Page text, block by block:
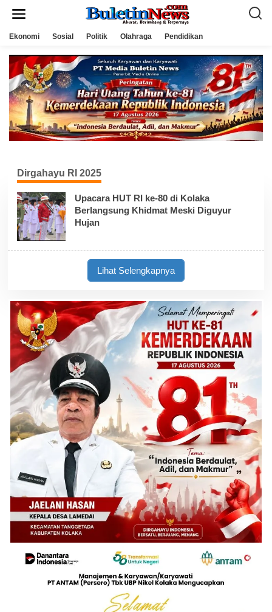
Ekonomi Sosial Politik Olahraga Pendidikan
Dirgahayu RI 2025
Upacara HUT RI ke-80 di Kolaka
Berlangsung Khidmat Meski Diguyur
Hujan
Lihat Selengkapnya